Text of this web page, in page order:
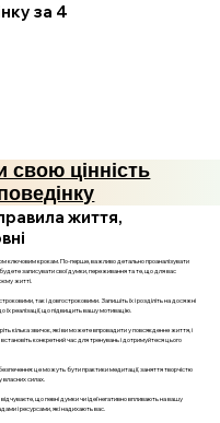
за 4
свою цінність
життя,
ключовим крокам. По-перше, важливо детально проаналізувати
записувати свої думки, переживання та те, що для вас
житті.
так і довгостроковими. Запишіть їх і розділіть на досяжні
реалізації, що підвищить вашу мотивацію.
кілька звичок, які ви можете впровадити у повсякденне життя, і
конкретний час для тренувань і дотримуйтеся цього
це можуть бути практики медитації, заняття творчістю
власних силах.
що певні думки чи ідеї негативно впливають на вашу
і ресурсами, які надихають вас.